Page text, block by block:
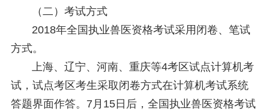
（二）考试方式
2018年全国执业兽医资格考试采用闭卷、笔试
方式。
上海、辽宁、河南、重庆等4考区试点计算机考
试，试点考区考生采取闭卷方式在计算机考试系统
答题界面作答。7月15日后，全国执业兽医资格考试